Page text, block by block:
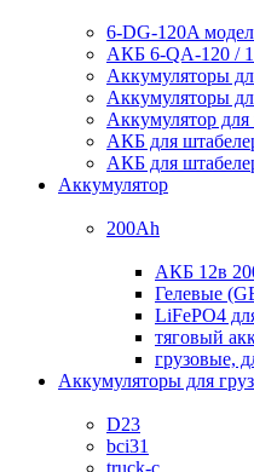
6-DG-120A
АКБ 6-QA-120 /
Аккумуляторы
Аккумуляторы
Аккумулятор
АКБ для
АКБ для
Аккумулятор
200Ah
АКБ 12в
Гелевые
LiFePO4
тяговый
грузовые,
Аккумуляторы для
D23
bci31
truck-c